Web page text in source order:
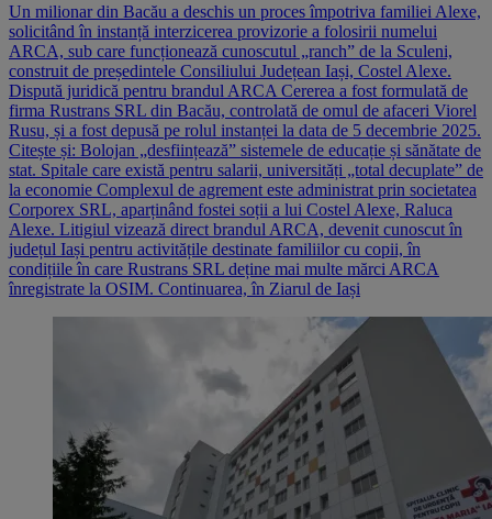
Un milionar din Bacău a deschis un proces împotriva familiei Alexe,
solicitând în instanță interzicerea provizorie a folosirii numelui
ARCA, sub care funcționează cunoscutul „ranch” de la Sculeni,
construit de președintele Consiliului Județean Iași, Costel Alexe.
Dispută juridică pentru brandul ARCA Cererea a fost formulată de
firma Rustrans SRL din Bacău, controlată de omul de afaceri Viorel
Rusu, și a fost depusă pe rolul instanței la data de 5 decembrie 2025.
Citește și: Bolojan „desființează” sistemele de educație și sănătate de
stat. Spitale care există pentru salarii, universități „total decuplate” de
la economie Complexul de agrement este administrat prin societatea
Corporex SRL, aparținând fostei soții a lui Costel Alexe, Raluca
Alexe. Litigiul vizează direct brandul ARCA, devenit cunoscut în
județul Iași pentru activitățile destinate familiilor cu copii, în
condițiile în care Rustrans SRL deține mai multe mărci ARCA
înregistrate la OSIM. Continuarea, în Ziarul de Iași